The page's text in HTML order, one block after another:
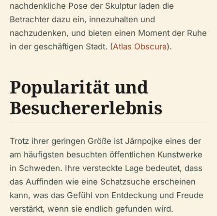
nachdenkliche Pose der Skulptur laden die
Betrachter dazu ein, innezuhalten und
nachzudenken, und bieten einen Moment der Ruhe
in der geschäftigen Stadt. (Atlas Obscura).
Popularität und
Besuchererlebnis
Trotz ihrer geringen Größe ist Järnpojke eines der
am häufigsten besuchten öffentlichen Kunstwerke
in Schweden. Ihre versteckte Lage bedeutet, dass
das Auffinden wie eine Schatzsuche erscheinen
kann, was das Gefühl von Entdeckung und Freude
verstärkt, wenn sie endlich gefunden wird.